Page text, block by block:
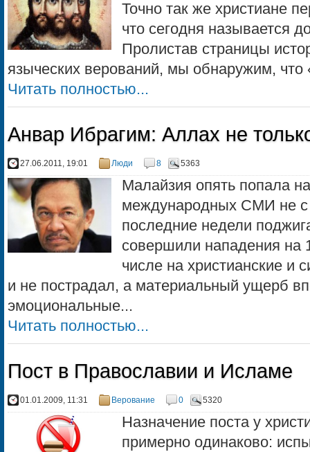
Точно так же христиане
что сегодня назы­вается
Пролистав страницы
языческих верований, мы обнаружим, что
Читать полностью...
Анвар Ибрагим: Аллах не
27.06.2011, 19:01 Люди 8 5363
Малайзия опять попала
международных СМИ не
последние недели
совершили нападения на
числе на христианские и
и не пострадал, а материальный ущерб
эмоциональные...
Читать полностью...
Пост в Православии и Исламе
01.01.2009, 11:31 Верование 0 5320
Назначение поста у
примерно одинаково: